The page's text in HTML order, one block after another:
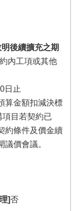
後續擴充之期
內工項或其他
日止
算金額扣減決標
目若契約已
約條件及價金續
價會議。
]否